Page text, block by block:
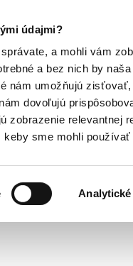
údajmi?
a mohli vám
a bez nich by
nám umožňujú
dovoľujú
zobrazenie relevantnej
sme mohli
Analytické